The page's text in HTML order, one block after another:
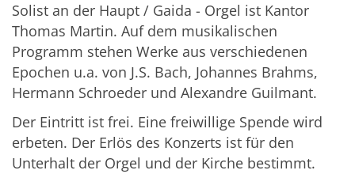
Solist an der Haupt / Gaida - Orgel ist Kantor
Thomas Martin. Auf dem musikalischen
Programm stehen Werke aus verschiedenen
Epochen u.a. von J.S. Bach, Johannes Brahms,
Hermann Schroeder und Alexandre Guilmant.
Der Eintritt ist frei. Eine freiwillige Spende wird
erbeten. Der Erlös des Konzerts ist für den
Unterhalt der Orgel und der Kirche bestimmt.